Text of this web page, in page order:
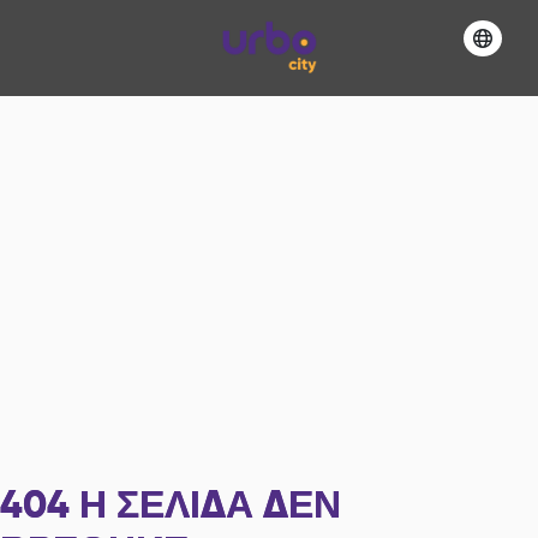
404 Η ΣΕΛΊΔΑ ΔΕΝ